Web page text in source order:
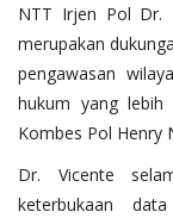
NTT Irjen Pol Dr.
merupakan
pengawasan
hukum yang lebih
Kombes Pol Henry
Dr. Vicente
keterbukaan